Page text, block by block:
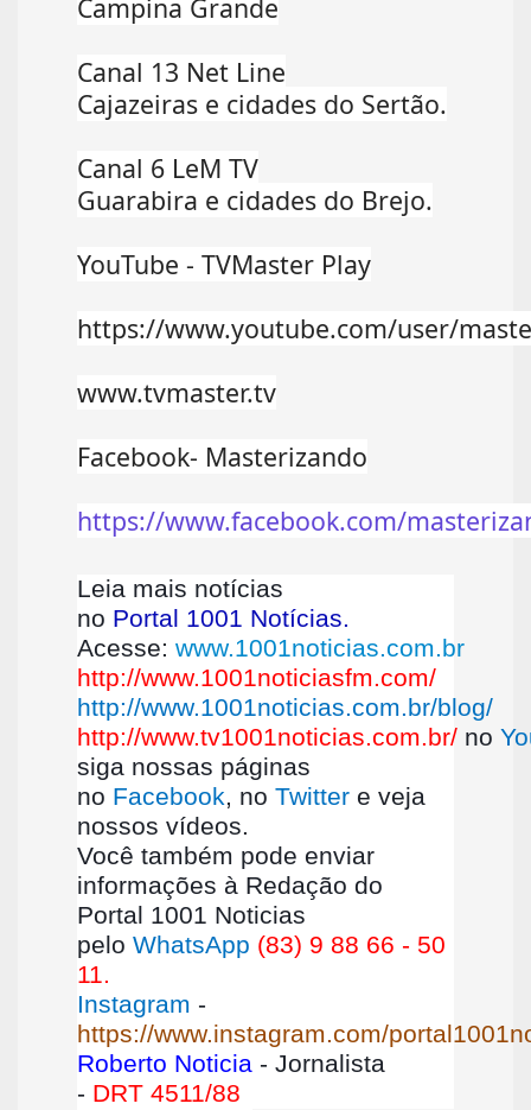
Campina Grande
Canal 13 Net Line
Cajazeiras e cidades do Sertão.
Canal 6 LeM TV
Guarabira e cidades do Brejo.
YouTube - TVMaster Play
https://www.youtube.com/user/
www.tvmaster.tv
Facebook- Masterizando
https://www.facebook.com/
Leia mais notícias
no Portal 1001 Notícias.
Acesse: www.1001noticias.com.br
http://www.1001noticiasfm.com/
http://www.1001noticias.com.br/blog/
http://www.tv1001noticias.com.br/ no
siga nossas páginas
no Facebook, no Twitter e veja
nossos vídeos.
Você também pode enviar
informações à Redação do
Portal 1001 Noticias
pelo WhatsApp (83) 9 88 66 - 50
11.
Instagram -
https://www.instagram.com/
Roberto Noticia - Jornalista
- DRT 4511/88